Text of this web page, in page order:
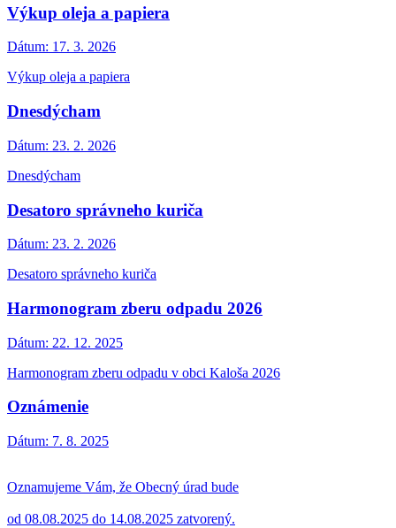
Výkup oleja a papiera
Dátum: 17. 3. 2026
Výkup oleja a papiera
Dnesdýcham
Dátum: 23. 2. 2026
Dnesdýcham
Desatoro správneho kuriča
Dátum: 23. 2. 2026
Desatoro správneho kuriča
Harmonogram zberu odpadu 2026
Dátum: 22. 12. 2025
Harmonogram zberu odpadu v obci Kaloša 2026
Oznámenie
Dátum: 7. 8. 2025
Oznamujeme Vám, že Obecný úrad bude
od 08.08.2025 do 14.08.2025 zatvorený.